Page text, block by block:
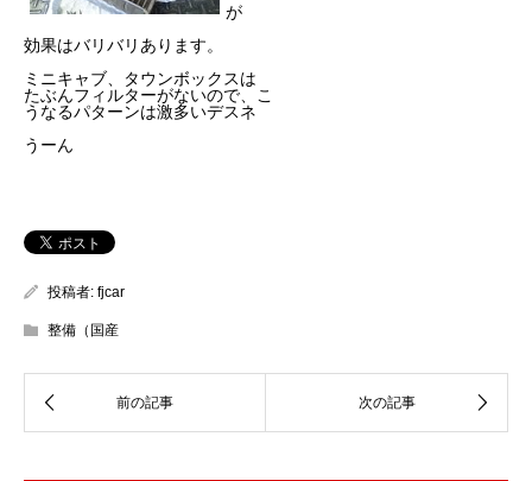
が
効果はバリバリあります。
ミニキャブ、タウンボックスは
たぶんフィルターがないので、こ
うなるパターンは激多いデスネ
うーん
投稿者: fjcar
整備（国産